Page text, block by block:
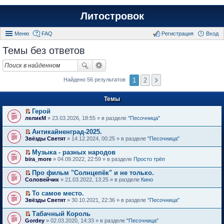
Литостровок
Меню FAQ Вход
Регистрация
Темы без ответов
Найдено 56 результатов 1 2
Темы
П
р
е
й
т
и
к
е
р
в
о
м
у
е
п
Герой
леликМ » 23.03.2026, 18:55 » в разделе "Песочница"
П
р
е
й
т
и
к
е
р
в
о
м
у
Антикайненград-2025.
Звёзды Светят » 14.12.2024, 00:25 » в разделе "Песочница"
П
р
е
й
т
и
к
е
Музыка - разных народов
bira_more » 04.09.2022, 22:59 » в разделе Просто трёп
П
р
й
т
и
к
Про фильм "Солнцепёк" и не только.
Соловейчик » 21.03.2022, 13:25 » в разделе Кино
П
р
й
То самое место.
Звёзды Светят » 30.10.2021, 22:36 » в разделе "Песочница"
П
Табачный Король
Gordey » 02.03.2020, 14:33 » в разделе "Песочница"